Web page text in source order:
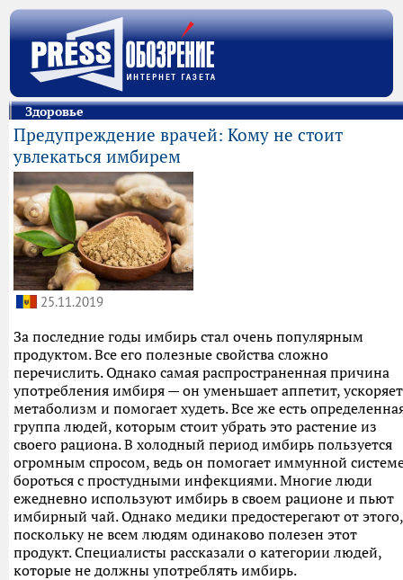
Здоровье
Предупреждение врачей: Кому не стоит
увлекаться имбирем
25.11.2019
За последние годы имбирь стал очень популярным
продуктом. Все его полезные свойства сложно
перечислить. Однако самая распространенная причина
употребления имбиря — он уменьшает аппетит, ускоряет
метаболизм и помогает худеть. Все же есть
группа людей, которым стоит убрать это растение из
своего рациона. В холодный период имбирь пользуется
огромным спросом, ведь он помогает иммунной
бороться с простудными инфекциями. Многие люди
ежедневно используют имбирь в своем рационе и пьют
имбирный чай. Однако медики предостерегают от этого,
поскольку не всем людям одинаково полезен этот
продукт. Специалисты рассказали о категории людей,
которые не должны употреблять имбирь.